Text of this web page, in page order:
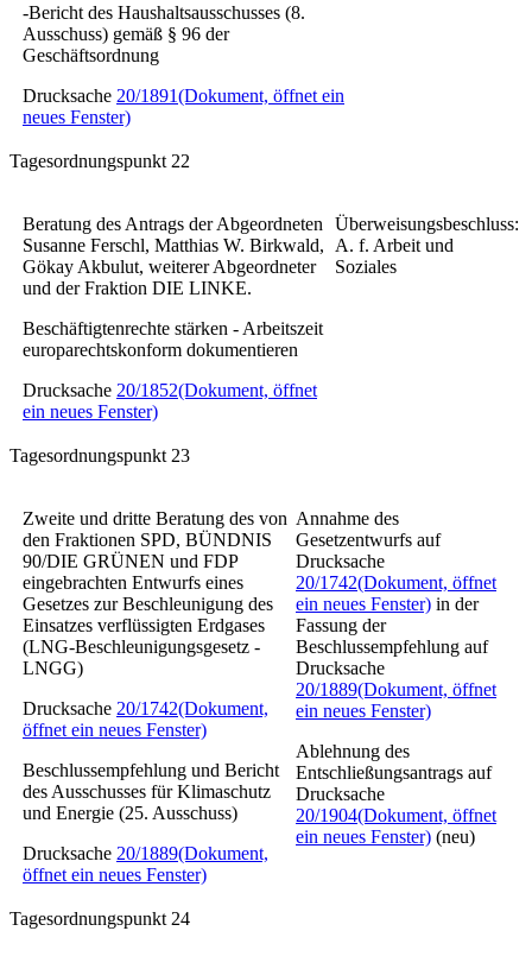
-Bericht des Haushaltsausschusses (8.
Ausschuss) gemäß § 96 der
Geschäftsordnung
Drucksache 20/1891(Dokument, öffnet ein
neues Fenster)
Tagesordnungspunkt 22
Beratung des Antrags der Abgeordneten
Susanne Ferschl, Matthias W. Birkwald,
Gökay Akbulut, weiterer Abgeordneter
und der Fraktion DIE LINKE.
Beschäftigtenrechte stärken - Arbeitszeit
europarechtskonform dokumentieren
Drucksache 20/1852(Dokument, öffnet
ein neues Fenster)
Überweisungsbeschluss:
A. f. Arbeit und
Soziales
Tagesordnungspunkt 23
Zweite und dritte Beratung des von
den Fraktionen SPD, BÜNDNIS
90/DIE GRÜNEN und FDP
eingebrachten Entwurfs eines
Gesetzes zur Beschleunigung des
Einsatzes verflüssigten Erdgases
(LNG-Beschleunigungsgesetz -
LNGG)
Drucksache 20/1742(Dokument,
öffnet ein neues Fenster)
Beschlussempfehlung und Bericht
des Ausschusses für Klimaschutz
und Energie (25. Ausschuss)
Drucksache 20/1889(Dokument,
öffnet ein neues Fenster)
Annahme des
Gesetzentwurfs auf
Drucksache
20/1742(Dokument, öffnet
ein neues Fenster) in der
Fassung der
Beschlussempfehlung auf
Drucksache
20/1889(Dokument, öffnet
ein neues Fenster)
Ablehnung des
Entschließungsantrags auf
Drucksache
20/1904(Dokument, öffnet
ein neues Fenster) (neu)
Tagesordnungspunkt 24